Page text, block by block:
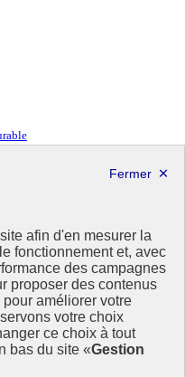
afin d'en mesurer la
fonctionnement et, avec
des campagnes
proposer des contenus
améliorer votre
votre choix
ce choix à tout
bas du site «Gestion
concernant l’Agenda
Il valorise la mobilisation de